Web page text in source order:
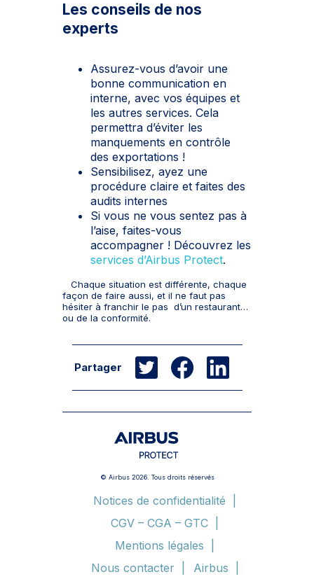
Les conseils de nos
experts
Assurez-vous d’avoir une
bonne communication en
interne, avec vos équipes et
les autres services. Cela
permettra d’éviter les
manquements en contrôle
des exportations !
Sensibilisez, ayez une
procédure claire et faites des
audits internes
Si vous ne vous sentez pas à
l’aise, faites-vous
accompagner ! Découvrez les
services d’Airbus Protect.
Chaque situation est différente, chaque
façon de faire aussi, et il ne faut pas
hésiter à franchir le pas d’un restaurant…
ou de la conformité.
Partager
© Airbus 2026. Tous droits réservés
Notices de confidentialité
CGV – CGA – GTC
Mentions légales
Nous contacter
Airbus